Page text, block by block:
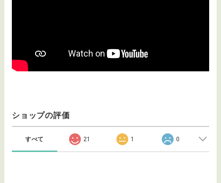
ショップの評価
すべて 21 1 0